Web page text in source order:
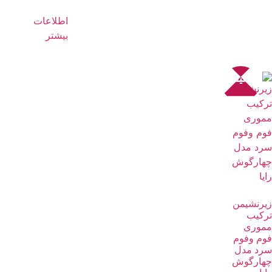
اطلاعات
بیشتر
تخفیف!
زیرنشیمن
ترکیب
مموری
فوم وفوم
سرد مدل
چهارگوش